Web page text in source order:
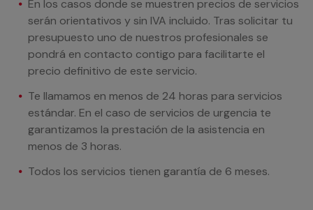
En los casos donde se muestren precios de servicios
serán orientativos y sin IVA incluido. Tras solicitar tu
presupuesto uno de nuestros profesionales se
pondrá en contacto contigo para facilitarte el
precio definitivo de este servicio.
Te llamamos en menos de 24 horas para servicios
estándar. En el caso de servicios de urgencia te
garantizamos la prestación de la asistencia en
menos de 3 horas.
Todos los servicios tienen garantía de 6 meses.